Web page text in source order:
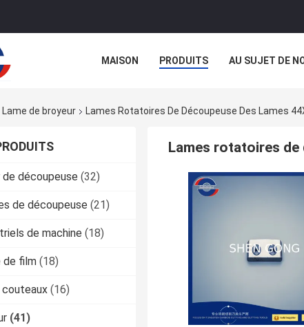
MAISON PRODUITS AU SUJET DE
Lame de broyeur Lames Rotatoires De Découpeuse Des Lames
de découpeuse (32)
de découpeuse (21)
de machine (18)
de film (18)
couteaux (16)
(41)
Lames rotatoires de